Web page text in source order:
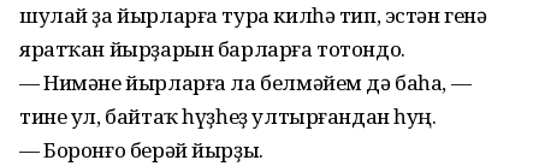
шулай ҙа йырларға тура килһә тип, эстән генә
яратҡан йырҙарын барларға тотондо.
— Нимәне йырларға ла белмәйем дә баһа, —
тине ул, байтаҡ һүҙһеҙ ултырғандан һуң.
— Боронғо берәй йырҙы.